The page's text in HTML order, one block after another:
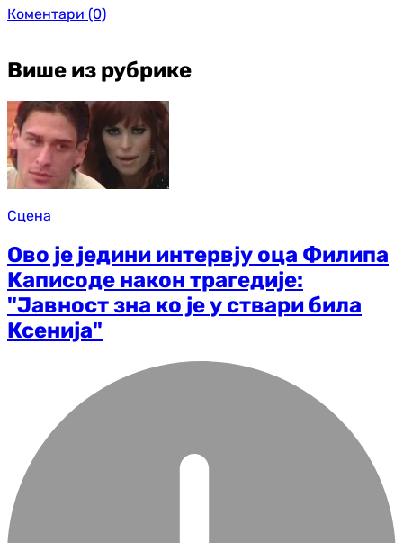
Коментари (0)
Више из рубрике
Сцена
Ово је једини интервју оца Филипа
Каписоде након трагедије:
"Јавност зна ко је у ствари била
Ксенија"